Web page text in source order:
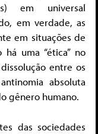
em universal
em verdade, as
em situações de
uma “ética” no
entre os
absoluta
gênero humano.
das sociedades